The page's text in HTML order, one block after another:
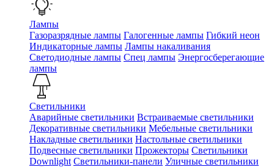
Лампы
Газоразрядные лампы Галогенные лампы Гибкий неон
Индикаторные лампы Лампы накаливания
Светодиодные лампы Спец лампы Энергосберегающие
лампы
Светильники
Аварийные светильники Встраиваемые светильники
Декоративные светильники Мебельные светильники
Накладные светильники Настольные светильники
Подвесные светильники Прожекторы Светильники
Downlight Светильники-панели Уличные светильники